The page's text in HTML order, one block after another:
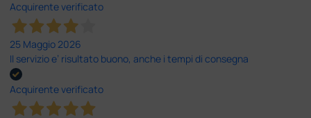
Acquirente verificato
25 Maggio 2026
Il servizio e’ risultato buono, anche i tempi di consegna
Acquirente verificato